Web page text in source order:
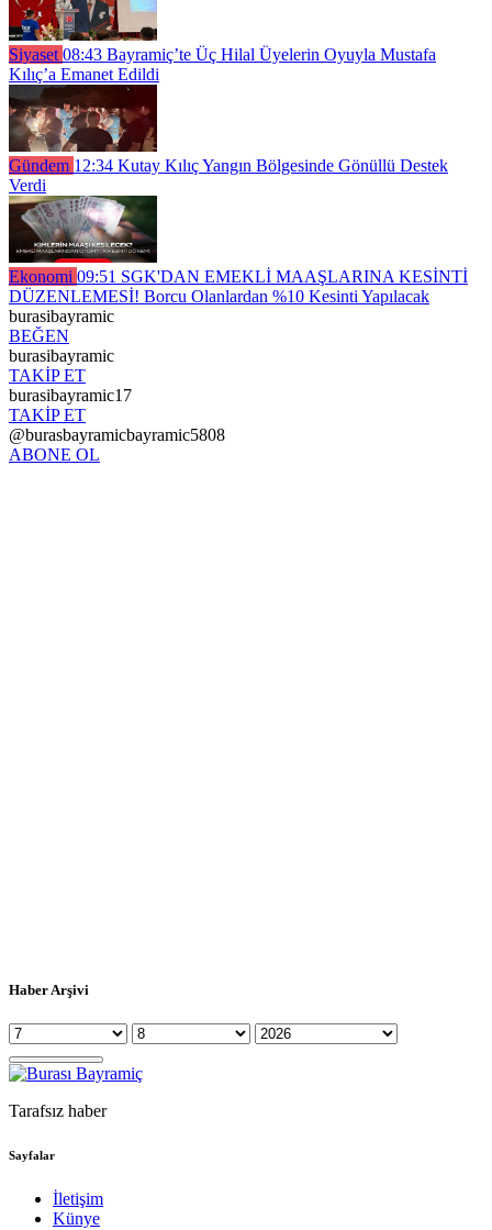
Siyaset 08:43 Bayramiç’te Üç Hilal Üyelerin Oyuyla Mustafa
Kılıç’a Emanet Edildi
Gündem 12:34 Kutay Kılıç Yangın Bölgesinde Gönüllü Destek
Verdi
Ekonomi 09:51 SGK'DAN EMEKLİ MAAŞLARINA KESİNTİ
DÜZENLEMESİ! Borcu Olanlardan %10 Kesinti Yapılacak
burasibayramic
BEĞEN
burasibayramic
TAKİP ET
burasibayramic17
TAKİP ET
@burasbayramicbayramic5808
ABONE OL
Haber Arşivi
Tarafsız haber
Sayfalar
İletişim
Künye